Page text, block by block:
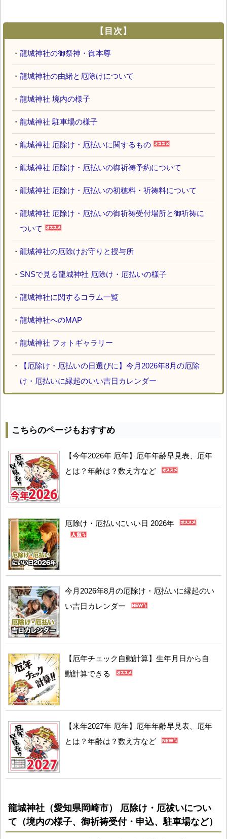
【目次】
・ 龍城神社の御祭神・御本尊
・ 龍城神社の由緒と厄除けについて
・ 龍城神社 境内の様子
・ 龍城神社 駐車場の様子
・ 龍城神社 厄除け・厄払いに関するもの
・ 龍城神社 厄除け・厄払いの御祈祷予約について
・ 龍城神社 厄除け・厄払いの初穂料・祈祷料について
・ 龍城神社 厄除け・厄払いの御祈祷受付場所と御祈祷に
ついて
・ 龍城神社の厄除けお守りと授与所
・ SNSで見る龍城神社 厄除け・厄払いの様子
・ 龍城神社に関するコラム一覧
・ 龍城神社へのMAP
・ 龍城神社 フォトギャラリー
・
【厄除け・厄払いの日選びに】今月2026年8月の厄除
け・厄払いに縁起のいい吉日カレンダー
こちらのページもおすすめ
【今年2026年 厄年】厄年年齢早見表、厄年
とは？年齢は？数え方など
厄除け・厄払いにいい日 2026年
今月2026年8月の厄除け・厄払いに縁起のい
い吉日カレンダー
【厄年チェック自動計算】生年月日から自
動計算できる
【来年2027年 厄年】厄年年齢早見表、厄年
とは？年齢は？数え方など
龍城神社（愛知県岡崎市） 厄除け・厄祓いについ
て（境内の様子、御祈祷受付・申込、駐車場など）